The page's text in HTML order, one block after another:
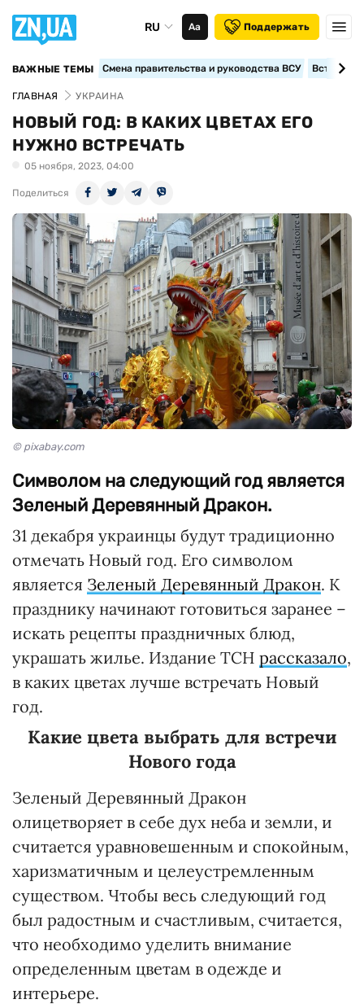
RU Аа Поддержать
ВАЖНЫЕ ТЕМЫ Смена правительства и руководства ВСУ
ГЛАВНАЯ УКРАИНА
НОВЫЙ ГОД: В КАКИХ ЦВЕТАХ ЕГО
НУЖНО ВСТРЕЧАТЬ
05 ноября, 2023, 04:00
Поделиться
© pixabay.com
Символом на следующий год является
Зеленый Деревянный Дракон.
31 декабря украинцы будут традиционно
отмечать Новый год. Его символом
является Зеленый Деревянный Дракон. К
празднику начинают готовиться заранее –
искать рецепты праздничных блюд,
украшать жилье. Издание ТСН рассказало,
в каких цветах лучше встречать Новый
год.
Какие цвета выбрать для встречи
Нового года
Зеленый Деревянный Дракон
олицетворяет в себе дух неба и земли, и
считается уравновешенным и спокойным,
харизматичным и целеустремленным
существом. Чтобы весь следующий год
был радостным и счастливым, считается,
что необходимо уделить внимание
определенным цветам в одежде и
интерьере.